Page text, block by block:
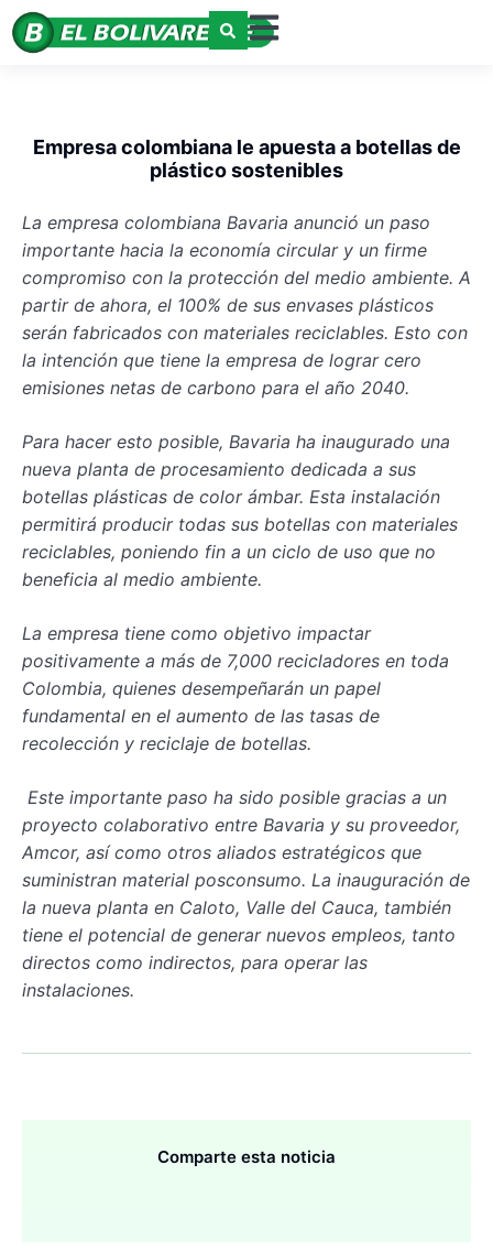
Empresa colombiana le apuesta a botellas de
plástico sostenibles
La empresa colombiana Bavaria anunció un paso
importante hacia la economía circular y un firme
compromiso con la protección del medio ambiente. A
partir de ahora, el 100% de sus envases plásticos
serán fabricados con materiales reciclables. Esto con
la intención que tiene la empresa de lograr cero
emisiones netas de carbono para el año 2040.
Para hacer esto posible, Bavaria ha inaugurado una
nueva planta de procesamiento dedicada a sus
botellas plásticas de color ámbar. Esta instalación
permitirá producir todas sus botellas con materiales
reciclables, poniendo fin a un ciclo de uso que no
beneficia al medio ambiente.
La empresa tiene como objetivo impactar
positivamente a más de 7,000 recicladores en toda
Colombia, quienes desempeñarán un papel
fundamental en el aumento de las tasas de
recolección y reciclaje de botellas.
Este importante paso ha sido posible gracias a un
proyecto colaborativo entre Bavaria y su proveedor,
Amcor, así como otros aliados estratégicos que
suministran material posconsumo. La inauguración de
la nueva planta en Caloto, Valle del Cauca, también
tiene el potencial de generar nuevos empleos, tanto
directos como indirectos, para operar las
instalaciones.
Comparte esta noticia